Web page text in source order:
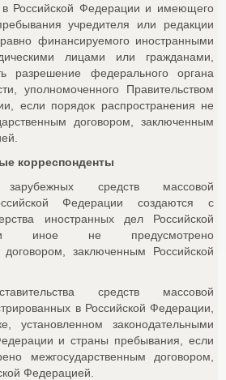
в Российской Федерации и имеющего
учредителя или редакции
финансируемого иностранными
лицами или гражданами,
разрешение федерального органа
уполномоченного Правительством
если порядок распространения не
договором, заключенным
корреспонденты
зарубежных средств массовой
Федерации создаются с
иностранных дел Российской
иное не предусмотрено
договором, заключенным Российской
средств массовой
в Российской Федерации,
установленном законодательными
и страны пребывания, если
межгосударственным договором,
Федерацией.